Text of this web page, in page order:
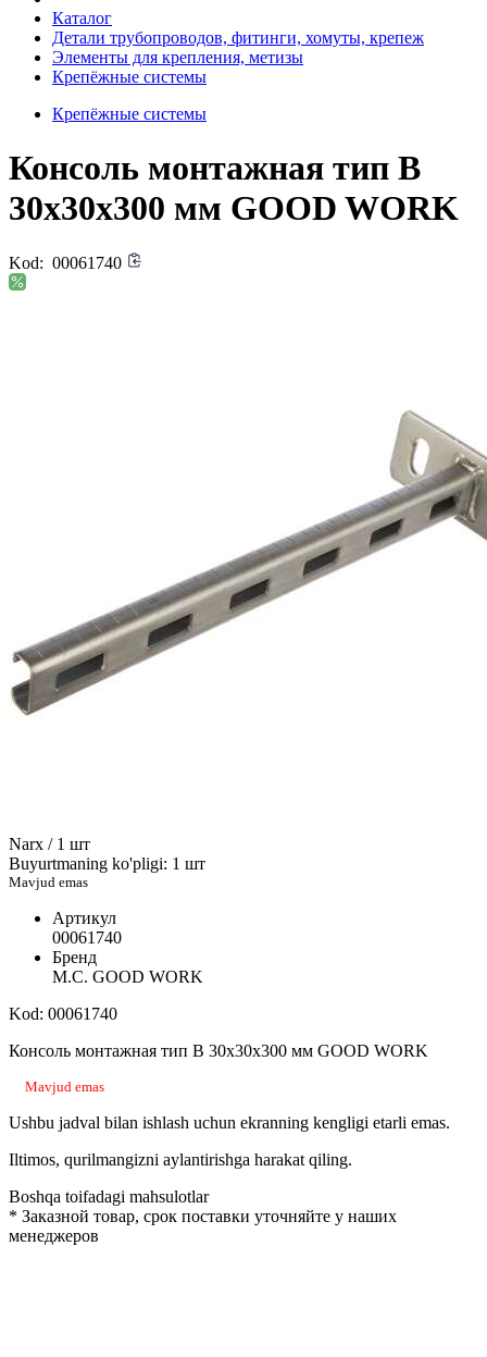
Каталог
Детали трубопроводов, фитинги, хомуты, крепеж
Элементы для крепления, метизы
Крепёжные системы
Крепёжные системы
Консоль монтажная тип B
30х30х300 мм GOOD WORK
Kod: 00061740
Narx / 1 шт
Buyurtmaning ko'pligi: 1 шт
Mavjud emas
Артикул
00061740
Бренд
M.С. GOOD WORK
Kod: 00061740
Консоль монтажная тип B 30х30х300 мм GOOD WORK
Mavjud emas
Ushbu jadval bilan ishlash uchun ekranning kengligi etarli emas.
Iltimos, qurilmangizni aylantirishga harakat qiling.
Boshqa toifadagi mahsulotlar
* Заказной товар, срок поставки уточняйте у наших
менеджеров